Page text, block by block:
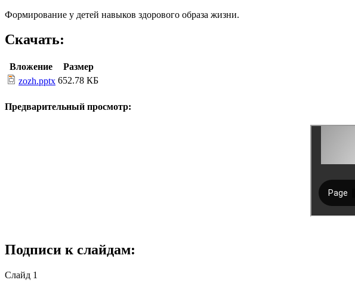
Формирование у детей навыков здорового образа жизни.
Скачать:
Вложение
Размер
zozh.pptx 652.78 КБ
Предварительный просмотр:
Подписи к слайдам:
Слайд 1